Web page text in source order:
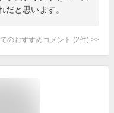
だと思います。
のおすすめコメント (2件) >